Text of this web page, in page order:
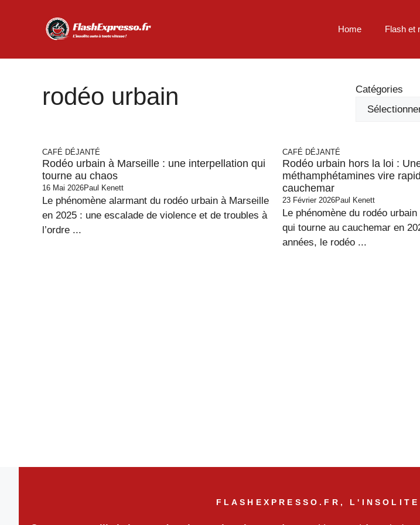
Home Flash et
rodéo urbain Catégories
CAFÉ DÉJANTÉ
Rodéo urbain à Marseille : une interpellation qui
tourne au chaos
16 Mai 2026Paul Kenett
Le phénomène alarmant du rodéo urbain à Marseille
en 2025 : une escalade de violence et de troubles à
l’ordre ...
CAFÉ DÉJANTÉ
Rodéo urbain hors la loi :
méthamphétamines vire
cauchemar
23 Février 2026Paul Kenett
Le phénomène du rodéo
qui tourne au cauchemar en
années, le rodéo ...
FLASHEXPRESSO.FR,